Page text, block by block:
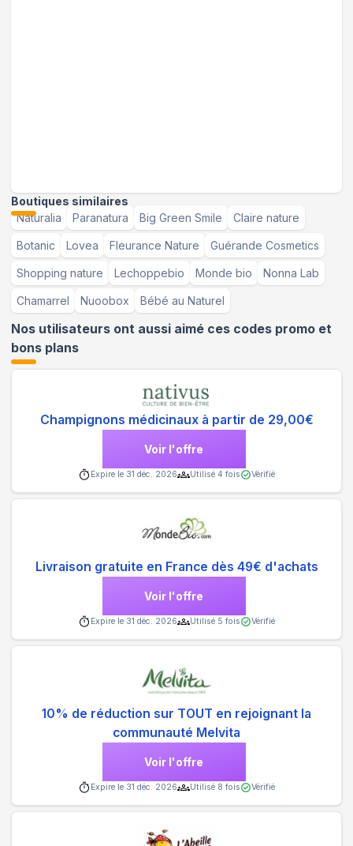
Boutiques similaires
Naturalia
Paranatura Big Green Smile Claire nature
Botanic Lovea Fleurance Nature Guérande Cosmetics
Shopping nature Lechoppebio Monde bio Nonna Lab
Chamarrel Nuoobox Bébé au Naturel
Nos utilisateurs ont aussi aimé ces codes promo et
bons plans
Champignons médicinaux à partir de 29,00€
Voir l'offre
Expire le 31 déc. 2026 Utilisé 4 fois Vérifié
Livraison gratuite en France dès 49€ d'achats
Voir l'offre
Expire le 31 déc. 2026 Utilisé 5 fois Vérifié
10% de réduction sur TOUT en rejoignant la
communauté Melvita
Voir l'offre
Expire le 31 déc. 2026 Utilisé 8 fois Vérifié